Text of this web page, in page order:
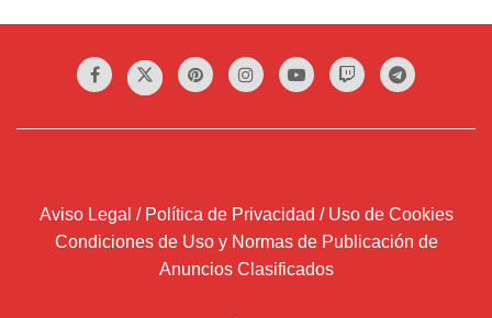
Aviso Legal / Política de Privacidad / Uso de Cookies
Condiciones de Uso y Normas de Publicación de
Anuncios Clasificados